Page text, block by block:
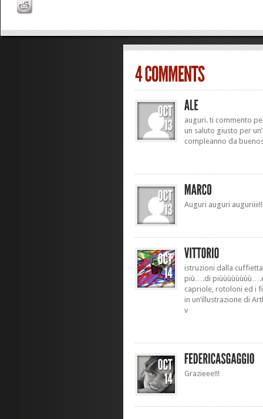
auguri. ti commento
un saluto giusto per
compleanno da
Auguri auguri
istruzioni dalla
più….di
capriole, rotoloni ed i
in un’illustrazione di
v
Grazieee!!!